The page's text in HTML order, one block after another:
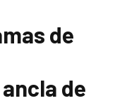
de
de